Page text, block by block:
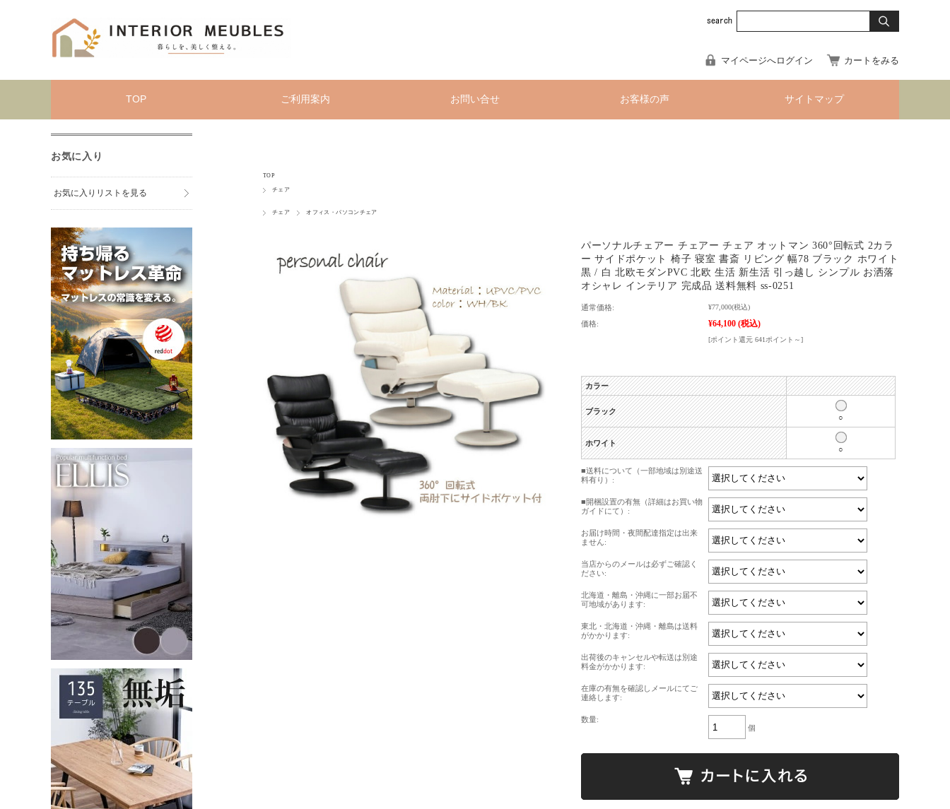
マイページへログイン カートをみる
TOP ご利用案内 お問い合せ お客様の声 サイトマップ
TOP
チェア
チェア オフィス・パソコンチェア
パーソナルチェアー チェアー チェア オットマン 360°回転式 2カラ
ー サイドポケット 椅子 寝室 書斎 リビング 幅78 ブラック ホワイト
黒 / 白 北欧モダンPVC 北欧 生活 新生活 引っ越し シンプル お洒落
オシャレ インテリア 完成品 送料無料 ss-0251
通常価格: ¥77,000(税込)
価格: ¥64,100 (税込)
[ポイント還元 641ポイント～]
カラー
ブラック
○
ホワイト
○
■送料について（一部地域は別途送
料有り）:
■開梱設置の有無（詳細はお買い物
ガイドにて）:
お届け時間・夜間配達指定は出来
ません:
当店からのメールは必ずご確認く
ださい:
北海道・離島・沖縄に一部お届不
可地域があります:
東北・北海道・沖縄・離島は送料
がかかります:
出荷後のキャンセルや転送は別途
料金がかかります:
在庫の有無を確認しメールにてご
連絡します:
数量:
個
お気に入り
お気に入りリストを見る